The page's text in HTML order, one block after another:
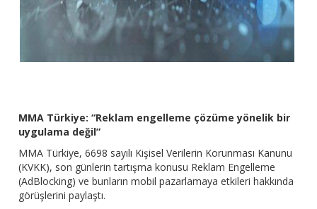
MMA Türkiye: “Reklam engelleme çözüme yönelik bir
uygulama değil”
MMA Türkiye, 6698 sayılı Kişisel Verilerin Korunması Kanunu
(KVKK), son günlerin tartışma konusu Reklam Engelleme
(AdBlocking) ve bunların mobil pazarlamaya etkileri hakkında
görüşlerini paylaştı.